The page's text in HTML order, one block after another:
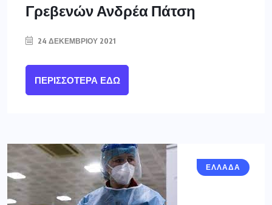
Γρεβενών Ανδρέα Πάτση
24 ΔΕΚΕΜΒΡΊΟΥ 2021
ΠΕΡΙΣΣΌΤΕΡΑ ΕΔΏ
ΕΛΛΑΔΑ